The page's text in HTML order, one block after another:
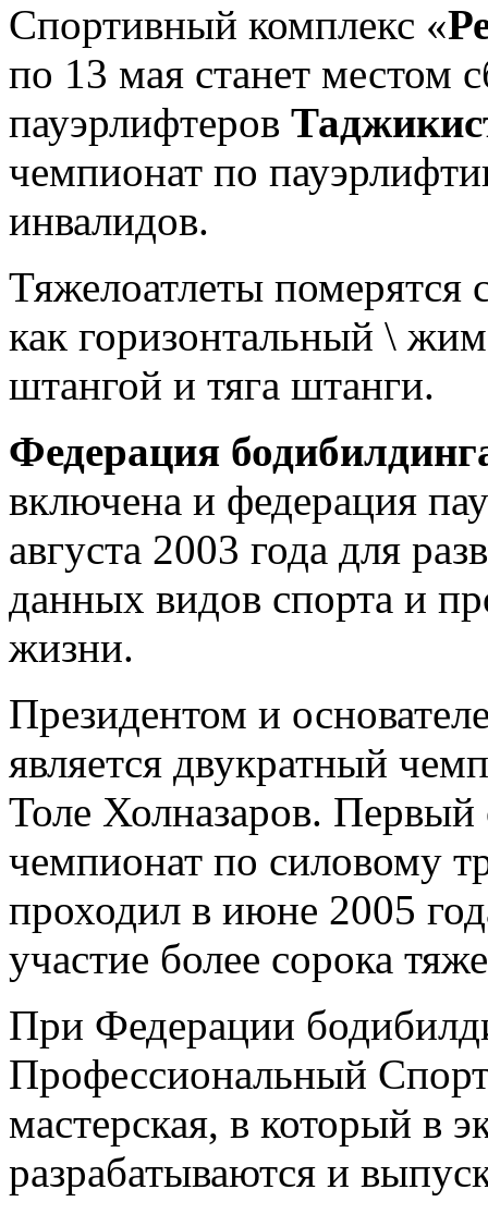
Спортивный комплекс «
по 13 мая станет местом
пауэрлифтеров
чемпионат по
инвалидов.
Тяжелоатлеты померятся
как горизонтальный \
штангой и тяга штанги.
Федерация
включена и федерация
августа 2003 года для
данных видов спорта и
жизни.
Президентом и
является двукратный
Толе Холназаров.
чемпионат по силовому
проходил в июне 2005
участие более сорока
При Федерации
Профессиональный
мастерская, в который в
разрабатываются и